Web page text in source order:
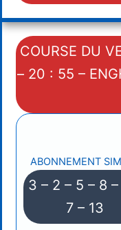
COURSE DU
– 20 : 55 –
ABONNEMENT
3 – 2 – 5 – 8
7 – 13